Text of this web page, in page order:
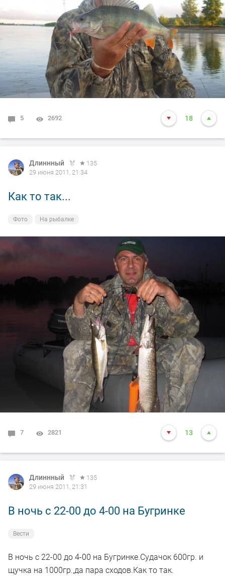
5 2692 18
Длиннный
135
29 июня 2011, 21:34
Как то так...
Фото На рыбалке
7 2821 13
Длиннный
135
29 июня 2011, 21:31
В ночь с 22-00 до 4-00 на Бугринке
Вести
В ночь с 22-00 до 4-00 на Бугринке.Судачок 600гр. и
щучка на 1000гр.,да пара сходов.Как то так.